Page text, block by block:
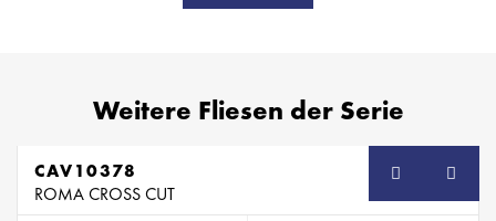
Weitere Fliesen der Serie
CAV10378
ROMA CROSS CUT